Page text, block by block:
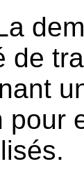
de
pour